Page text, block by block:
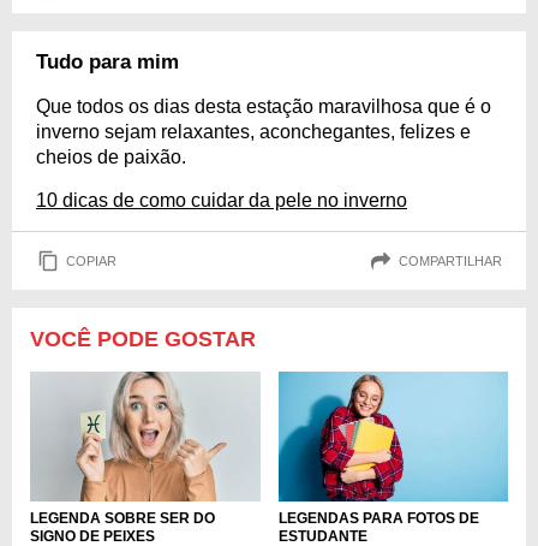
Tudo para mim
Que todos os dias desta estação maravilhosa que é o
inverno sejam relaxantes, aconchegantes, felizes e
cheios de paixão.
10 dicas de como cuidar da pele no inverno
COPIAR COMPARTILHAR
VOCÊ PODE GOSTAR
LEGENDA SOBRE SER DO
SIGNO DE PEIXES
LEGENDAS PARA FOTOS DE
ESTUDANTE